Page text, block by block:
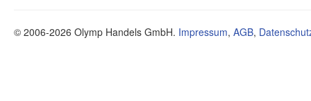
© 2006-2026 Olymp Handels GmbH. Impressum, AGB,